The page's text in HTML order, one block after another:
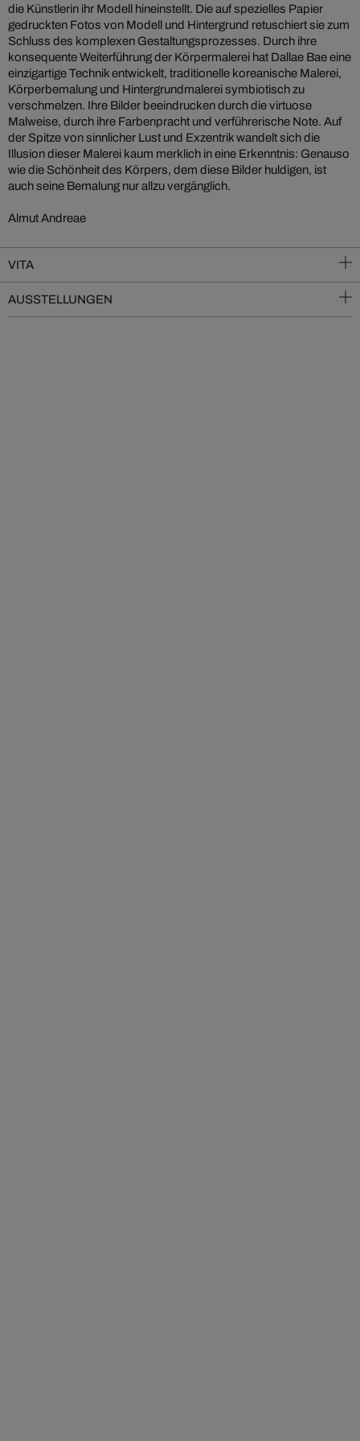
die Künstlerin ihr Modell hineinstellt. Die auf spezielles Papier
gedruckten Fotos von Modell und Hintergrund retuschiert sie zum
Schluss des komplexen Gestaltungsprozesses. Durch ihre
konsequente Weiterführung der Körpermalerei hat Dallae Bae eine
einzigartige Technik entwickelt, traditionelle koreanische Malerei,
Körperbemalung und Hintergrundmalerei symbiotisch zu
verschmelzen. Ihre Bilder beeindrucken durch die virtuose
Malweise, durch ihre Farbenpracht und verführerische Note. Auf
der Spitze von sinnlicher Lust und Exzentrik wandelt sich die
Illusion dieser Malerei kaum merklich in eine Erkenntnis: Genauso
wie die Schönheit des Körpers, dem diese Bilder huldigen, ist
auch seine Bemalung nur allzu vergänglich.
Almut Andreae
VITA
AUSSTELLUNGEN